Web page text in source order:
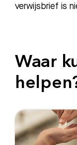
verwijsbrief is
Waar